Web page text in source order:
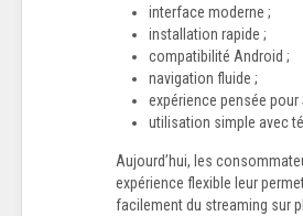
interface moderne ;
installation rapide ;
compatibilité Android ;
navigation fluide ;
expérience pensée pour
utilisation simple avec
Aujourd’hui, les
expérience flexible leur
facilement du streaming sur